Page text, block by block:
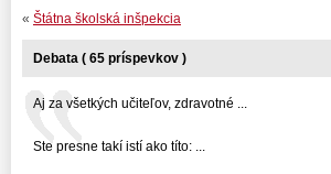
« Štátna školská inšpekcia
Debata ( 65 príspevkov )
Aj za všetkých učiteľov, zdravotné ...
Ste presne takí istí ako títo: ...